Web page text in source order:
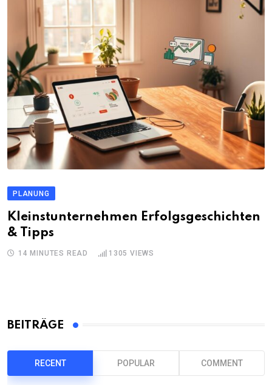
PLANUNG
Kleinstunternehmen Erfolgsgeschichten
& Tipps
14 MINUTES READ 1305 VIEWS
BEITRÄGE
RECENT POPULAR COMMENT